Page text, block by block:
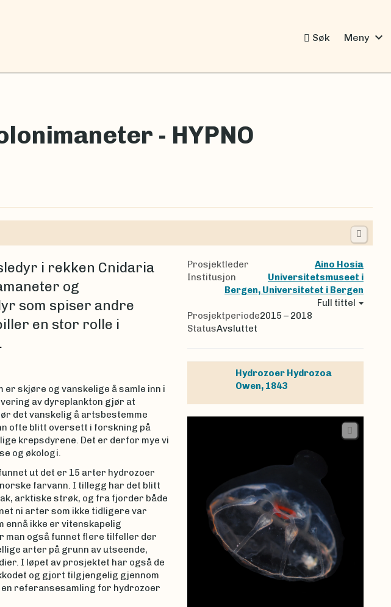
Søk Meny expand_more
- HYPNO
i rekken Cnidaria
og
som spiser andre
en stor rolle i
skjøre og vanskelige å samle inn i
av dyreplankton gjør at
det vanskelig å artsbestemme
ofte blitt oversett i forskning på
krepsdyrene. Det er derfor mye vi
og økologi.
ut det er 15 arter hydrozoer
farvann. I tillegg har det blitt
arktiske strøk, og fra fjorder både
ni arter som ikke tidligere var
ennå ikke er vitenskapelig
man også funnet flere tilfeller der
arter på grunn av utseende,
I løpet av prosjektet har også de
og gjort tilgjengelig gjennom
referansesamling for hydrozoer
Prosjektleder
Aino Hosia
Institusjon
Universitetsmuseet i
Bergen, Universitetet i Bergen
Full tittel
Prosjektperiode2015 – 2018
StatusAvsluttet
Hydrozoer Hydrozoa
Owen, 1843